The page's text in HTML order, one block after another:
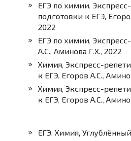
ЕГЭ по химии,
подготовки к ЕГЭ,
2022
ЕГЭ по химии,
А.С., Аминова Г.Х., 2022
Химия, Экспресс-
к ЕГЭ, Егоров А.С.,
Химия, Экспресс-
к ЕГЭ, Егоров А.С.,
ЕГЭ, Химия,